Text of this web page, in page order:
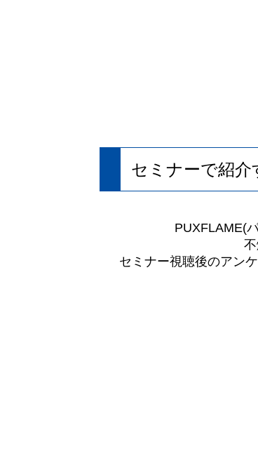
セミナーで紹介
PUXFLAME(
セミナー視聴後のアン